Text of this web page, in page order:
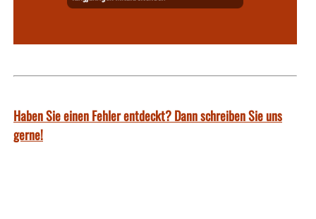
Haben Sie einen Fehler entdeckt? Dann schreiben Sie uns
gerne!